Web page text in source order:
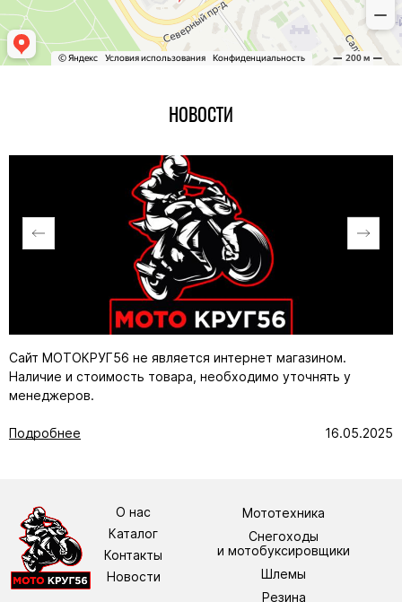
НОВОСТИ
Сайт МОТОКРУГ56 не является интернет магазином.
Наличие и стоимость товара, необходимо уточнять у
менеджеров.
Подробнее 16.05.2025
О нас
Каталог
Контакты
Новости
Мототехника
Снегоходы
и мотобуксировщики
Шлемы
Резина